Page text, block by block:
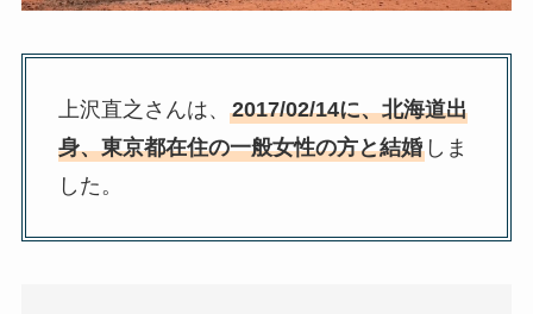
上沢直之さんは、 2017/02/14に、北海道出
身、東京都在住の一般女性の方と結婚しま
した。